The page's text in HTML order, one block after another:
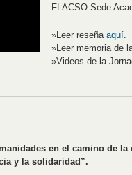
FLACSO Sede
»Leer reseña aquí
»Leer memoria de
»Videos de la
en el camino de la
y la solidaridad”.